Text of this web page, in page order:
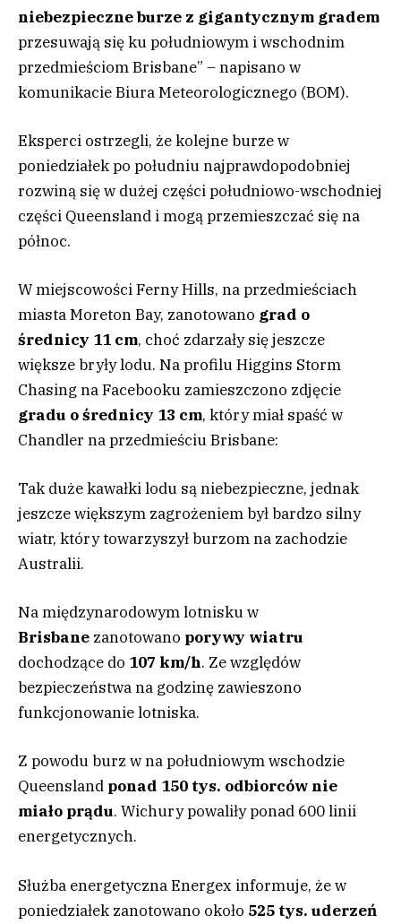
niebezpieczne burze z gigantycznym gradem
przesuwają się ku południowym i wschodnim
przedmieściom Brisbane” – napisano w
komunikacie Biura Meteorologicznego (BOM).
Eksperci ostrzegli, że kolejne burze w
poniedziałek po południu najprawdopodobniej
rozwiną się w dużej części południowo-wschodniej
części Queensland i mogą przemieszczać się na
północ.
W miejscowości Ferny Hills, na przedmieściach
miasta Moreton Bay, zanotowano grad o
średnicy 11 cm, choć zdarzały się jeszcze
większe bryły lodu. Na profilu Higgins Storm
Chasing na Facebooku zamieszczono zdjęcie
gradu o średnicy 13 cm, który miał spaść w
Chandler na przedmieściu Brisbane:
Tak duże kawałki lodu są niebezpieczne, jednak
jeszcze większym zagrożeniem był bardzo silny
wiatr, który towarzyszył burzom na zachodzie
Australii.
Na międzynarodowym lotnisku w
Brisbane zanotowano porywy wiatru
dochodzące do 107 km/h. Ze względów
bezpieczeństwa na godzinę zawieszono
funkcjonowanie lotniska.
Z powodu burz w na południowym wschodzie
Queensland ponad 150 tys. odbiorców nie
miało prądu. Wichury powaliły ponad 600 linii
energetycznych.
Służba energetyczna Energex informuje, że w
poniedziałek zanotowano około 525 tys. uderzeń